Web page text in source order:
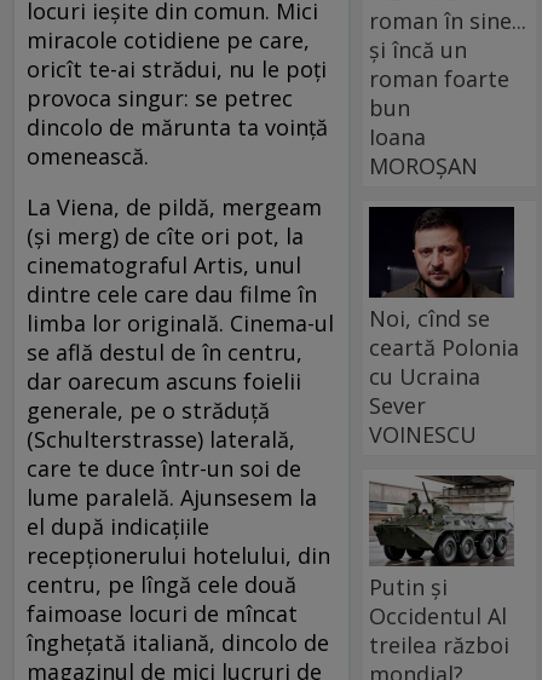
locuri ieşite din comun. Mici
miracole cotidiene pe care,
oricît te-ai strădui, nu le poţi
provoca singur: se petrec
dincolo de mărunta ta voinţă
omenească.
La Viena, de pildă, mergeam
(şi merg) de cîte ori pot, la
cinematograful Artis, unul
dintre cele care dau filme în
limba lor originală. Cinema-ul
se află destul de în centru,
dar oarecum ascuns foielii
generale, pe o străduţă
(Schulterstrasse) laterală,
care te duce într-un soi de
lume paralelă. Ajunsesem la
el după indicaţiile
recepţionerului hotelului, din
centru, pe lîngă cele două
faimoase locuri de mîncat
îngheţată italiană, dincolo de
magazinul de mici lucruri de
roman în sine...
și încă un
roman foarte
bun
Ioana
MOROȘAN
Noi, cînd se
ceartă Polonia
cu Ucraina
Sever
VOINESCU
Putin și
Occidentul Al
treilea război
mondial?